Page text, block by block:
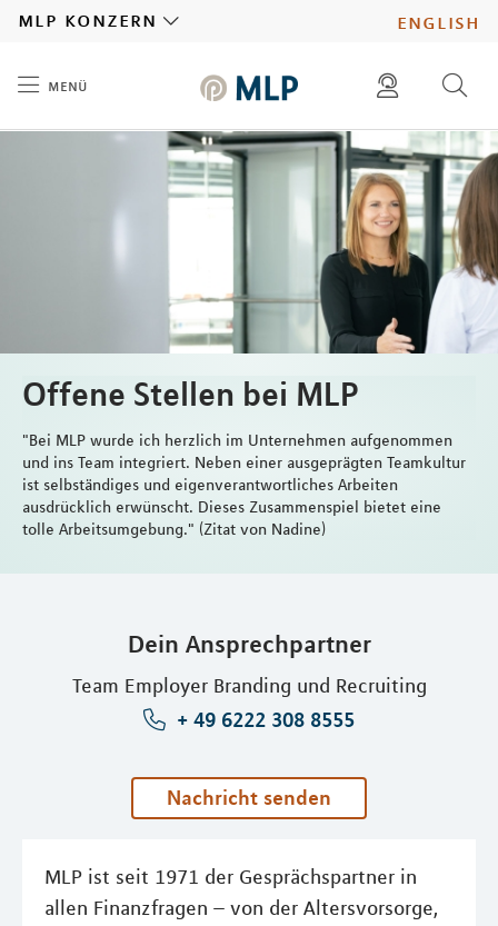
english
mlp konzern
menü
presse
investoren
karriere
diese website durchsuchen
pressemitteilungen finden
ad hoc mitteilungen finden
Offene Stellen bei MLP
"Bei MLP wurde ich herzlich im Unternehmen aufgenommen
und ins Team integriert. Neben einer ausgeprägten Teamkultur
ist selbständiges und eigenverantwortliches Arbeiten
ausdrücklich erwünscht. Dieses Zusammenspiel bietet eine
tolle Arbeitsumgebung." (Zitat von Nadine)
Dein Ansprechpartner
Team Employer Branding und Recruiting
+ 49 6222 308 8555
Nachricht senden
MLP ist seit 1971 der Gesprächspartner in
allen Finanzfragen – von der Altersvorsorge,